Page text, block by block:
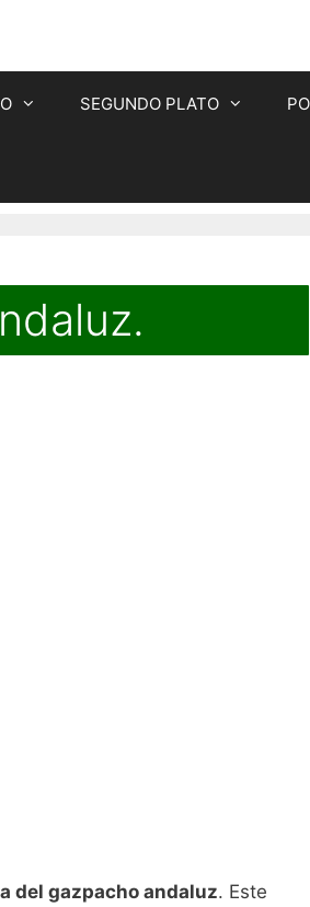
SEGUNDO PLATO
del gazpacho andaluz. Este